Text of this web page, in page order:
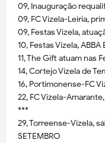
09, Inauguração
09, FC Vizela-Leiria,
09, Festas Vizela,
10, Festas Vizela, ABBA
11, The Gift atuam nas
14, Cortejo Vizela de
16, Portimonense-FC
22, FC Vizela-
***
29, Torreense-Vizela,
SETEMBRO